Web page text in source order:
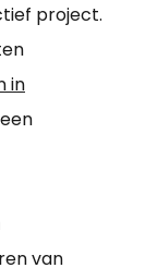
project.
in
van